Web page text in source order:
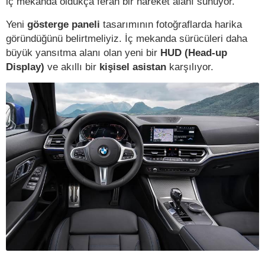
Yeni gösterge paneli tasarımının fotoğraflarda harika
göründüğünü belirtmeliyiz. İç mekanda sürücüleri daha
büyük yansıtma alanı olan yeni bir HUD (Head-up
Display) ve akıllı bir kişisel asistan karşılıyor.